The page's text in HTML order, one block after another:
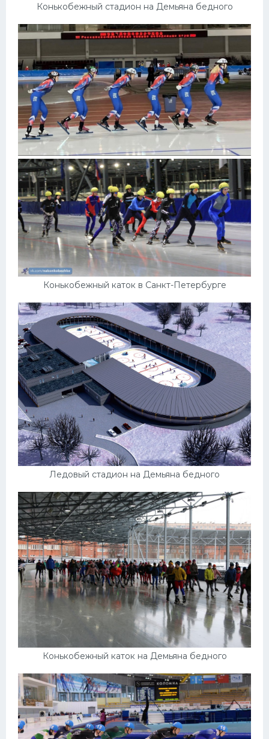
Конькобежный стадион на Демьяна бедного
Конькобежный каток в Санкт-Петербурге
Ледовый стадион на Демьяна бедного
Конькобежный каток на Демьяна бедного